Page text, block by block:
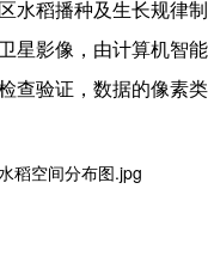
水稻播种及生长规律制
星影像，由计算机智能
查验证，数据的像素类